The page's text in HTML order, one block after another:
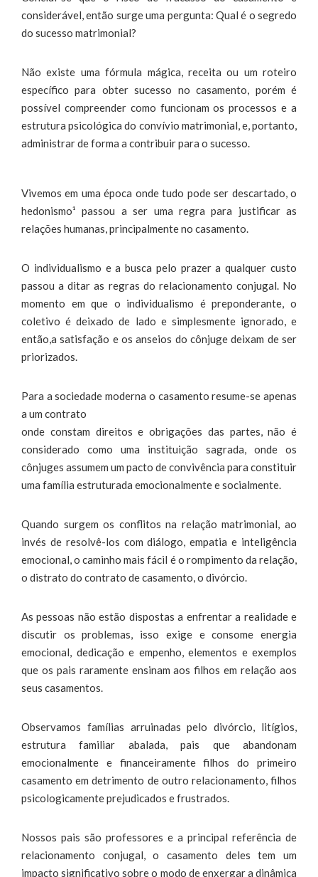
considerável, então surge uma pergunta: Qual é o segredo
do sucesso matrimonial?
Não existe uma fórmula mágica, receita ou um roteiro
específico para obter sucesso no casamento, porém é
possível compreender como funcionam os processos e a
estrutura psicológica do convívio matrimonial, e, portanto,
administrar de forma a contribuir para o sucesso.
Vivemos em uma época onde tudo pode ser descartado, o
hedonismo¹ passou a ser uma regra para justificar as
relações humanas, principalmente no casamento.
O individualismo e a busca pelo prazer a qualquer custo
passou a ditar as regras do relacionamento conjugal. No
momento em que o individualismo é preponderante, o
coletivo é deixado de lado e simplesmente ignorado, e
então,a satisfação e os anseios do cônjuge deixam de ser
priorizados.
Para a sociedade moderna o casamento resume-se apenas
a um contrato
onde constam direitos e obrigações das partes, não é
considerado como uma instituição sagrada, onde os
cônjuges assumem um pacto de convivência para constituir
uma família estruturada emocionalmente e socialmente.
Quando surgem os conflitos na relação matrimonial, ao
invés de resolvê-los com diálogo, empatia e inteligência
emocional, o caminho mais fácil é o rompimento da relação,
o distrato do contrato de casamento, o divórcio.
As pessoas não estão dispostas a enfrentar a realidade e
discutir os problemas, isso exige e consome energia
emocional, dedicação e empenho, elementos e exemplos
que os pais raramente ensinam aos filhos em relação aos
seus casamentos.
Observamos famílias arruinadas pelo divórcio, litígios,
estrutura familiar abalada, pais que abandonam
emocionalmente e financeiramente filhos do primeiro
casamento em detrimento de outro relacionamento, filhos
psicologicamente prejudicados e frustrados.
Nossos pais são professores e a principal referência de
relacionamento conjugal, o casamento deles tem um
impacto significativo sobre o modo de enxergar a dinâmica